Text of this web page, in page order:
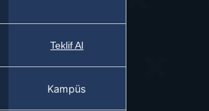
Teklif Al
Kampüs